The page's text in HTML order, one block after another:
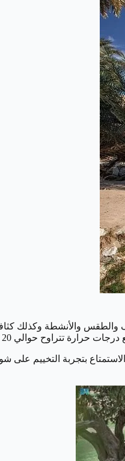
والأنشطة وكذلك كثافة
حوالي 20 درجة مئوية نهارًا.
الاستمتاع بتجربة التخييم